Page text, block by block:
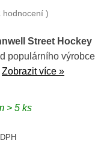
hodnocení )
Street Hockey
populárního výrobce
Zobrazit více »
> 5 ks